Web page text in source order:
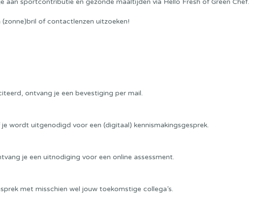
aan sportcontributie en gezonde maaltijden via Hello Fresh of Green Chef.
of contactlenzen uitzoeken!
ontvang je een bevestiging per mail.
wordt uitgenodigd voor een (digitaal) kennismakingsgesprek.
je een uitnodiging voor een online assessment.
met misschien wel jouw toekomstige collega’s.